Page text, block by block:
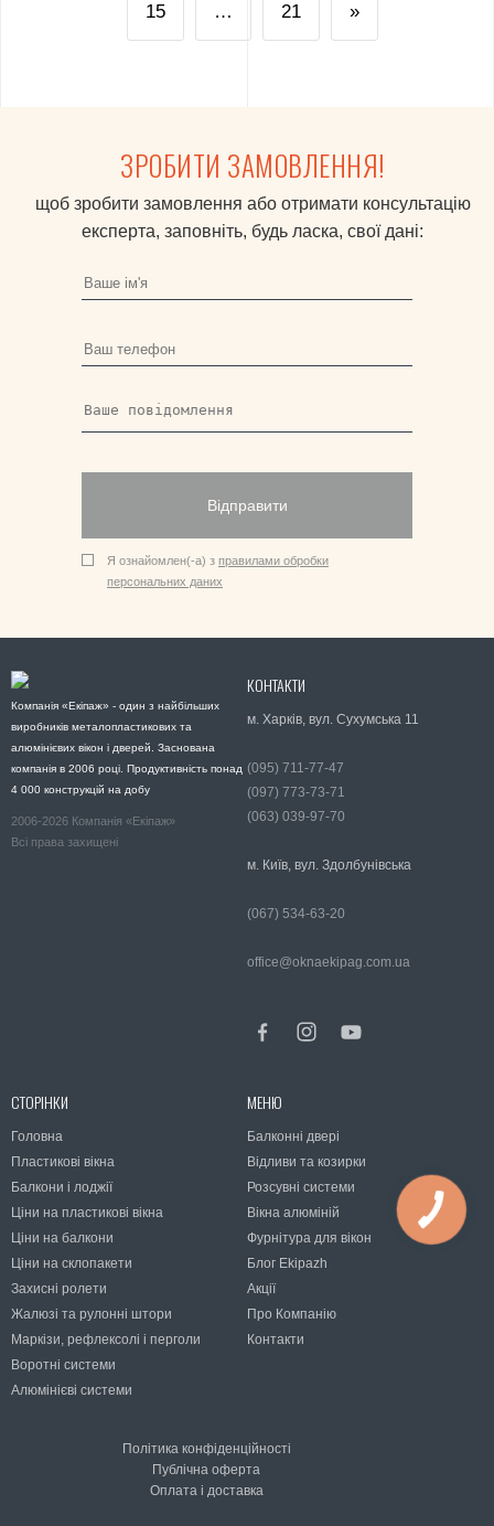
15 … 21 »
ЗРОБИТИ ЗАМОВЛЕННЯ!
щоб зробити замовлення або отримати консультацію
експерта, заповніть, будь ласка, свої дані:
Відправити
Я ознайомлен(-а) з правилами обробки
персональних даних
Компанія «Екіпаж» - один з найбільших
виробників металопластикових та
алюмінієвих вікон і дверей. Заснована
компанія в 2006 році. Продуктивність понад
4 000 конструкцій на добу
2006-2026 Компанія «Екіпаж»
Всі права захищені
СТОРІНКИ
Головна
Пластикові вікна
Балкони і лоджії
Ціни на пластикові вікна
Ціни на балкони
Ціни на склопакети
Захисні ролети
Жалюзі та рулонні штори
Маркізи, рефлексолі і перголи
Воротні системи
Алюмінієві системи
МЕНЮ
Балконні двері
Відливи та козирки
Розсувні системи
Вікна алюміній
Фурнітура для вікон
Блог Ekipazh
Акції
Про Компанію
Контакти
КОНТАКТИ
м. Харків, вул. Сухумська 11
(095) 711-77-47
(097) 773-73-71
(063) 039-97-70
м. Київ, вул. Здолбунівська
(067) 534-63-20
office@oknaekipag.com.ua
Політика конфіденційності
Публічна оферта
Оплата і доставка